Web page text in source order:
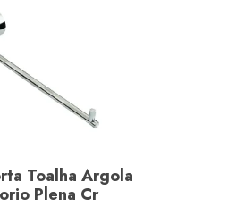
Ver detalhe
Toalha Argola
Plena Cr